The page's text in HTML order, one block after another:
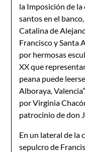
la Imposición de la
santos en el
Catalina de
Francisco y Santa
por hermosas
XX que
peana puede
Alboraya,
por Virginia
patrocinio de don
En un lateral de la
sepulcro de